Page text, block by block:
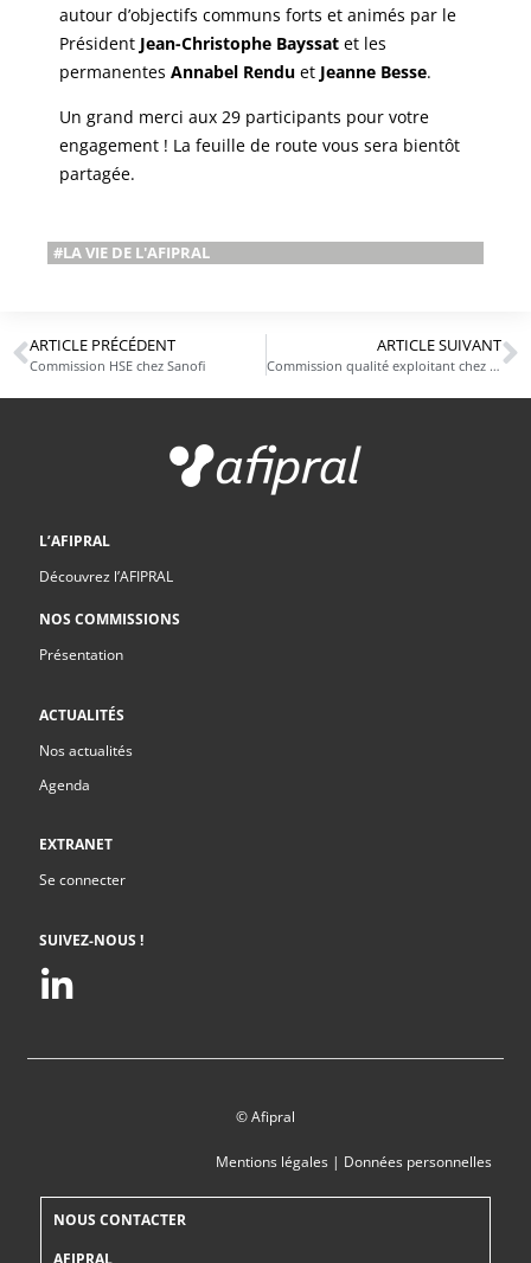
autour d’objectifs communs forts et animés par le
Président Jean-Christophe Bayssat et les
permanentes Annabel Rendu et Jeanne Besse.
Un grand merci aux 29 participants pour votre
engagement ! La feuille de route vous sera bientôt
partagée.
#LA VIE DE L'AFIPRAL
ARTICLE PRÉCÉDENT
Commission HSE chez Sanofi
ARTICLE SUIVANT
Commission qualité exploitant chez Laboratoire Arrow
L’AFIPRAL
Découvrez l’AFIPRAL
NOS COMMISSIONS
Présentation
ACTUALITÉS
Nos actualités
Agenda
EXTRANET
Se connecter
SUIVEZ-NOUS !
© Afipral
Mentions légales| Données personnelles
NOUS CONTACTER
AFIPRAL